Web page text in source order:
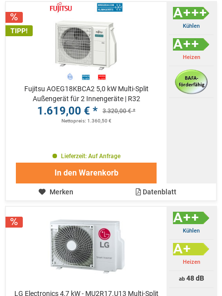
TIPP!
Fujitsu AOEG18KBCA2 5,0 kW Multi-Split
Außengerät für 2 Innengeräte | R32
1.619,00 € * 3.320,00 € *
Nettopreis: 1.360,50 €
Kühlen
Heizen
Lieferzeit: Auf Anfrage
In den Warenkorb
Merken Datenblatt
LG Electronics 4,7 kW - MU2R17.U13 Multi-Split
Kühlen
Heizen
ab48 dB